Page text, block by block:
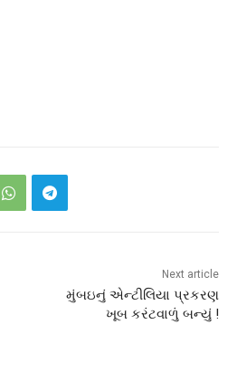
Next article
મુંબઇનું એન્ટીલિયા પ્રકરણ
ખૂબ કરંટવાળું બન્યું !